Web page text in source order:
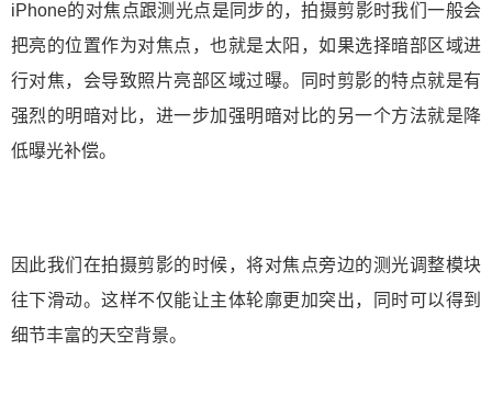
iPhone的对焦点跟测光点是同步的，拍摄剪影时我们一般会
把亮的位置作为对焦点，也就是太阳，如果选择暗部区域进
行对焦，会导致照片亮部区域过曝。同时剪影的特点就是有
强烈的明暗对比，进一步加强明暗对比的另一个方法就是降
低曝光补偿。
因此我们在拍摄剪影的时候，将对焦点旁边的测光调整模块
往下滑动。这样不仅能让主体轮廓更加突出，同时可以得到
细节丰富的天空背景。